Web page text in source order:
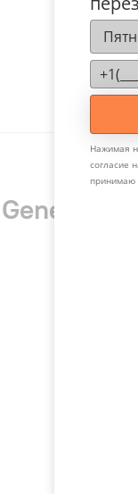
Нажимая
согласие
принимаю